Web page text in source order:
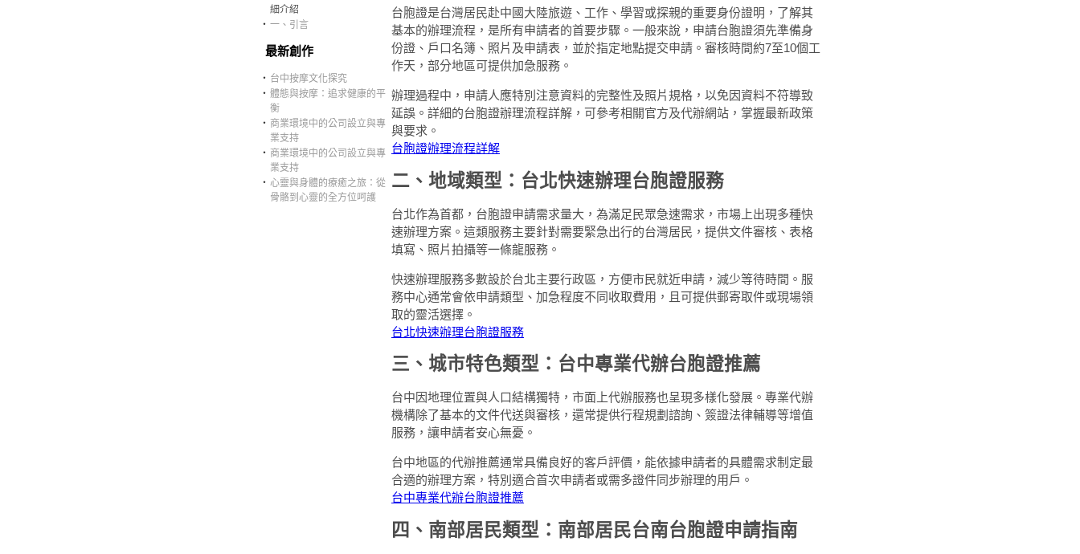
細介紹
‧ 一、引言
最新創作
‧ 台中按摩文化探究
‧ 體態與按摩：追求健康的平
衡
‧ 商業環境中的公司設立與專
業支持
‧ 商業環境中的公司設立與專
業支持
‧ 心靈與身體的療癒之旅：從
骨骼到心靈的全方位呵護
台胞證是台灣居民赴中國大陸旅遊、工作、學習或探親的重要身份證明，了解其
基本的辦理流程，是所有申請者的首要步驟。一般來說，申請台胞證須先準備身
份證、戶口名簿、照片及申請表，並於指定地點提交申請。審核時間約7至10個工
作天，部分地區可提供加急服務。
辦理過程中，申請人應特別注意資料的完整性及照片規格，以免因資料不符導致
延誤。詳細的台胞證辦理流程詳解，可參考相關官方及代辦網站，掌握最新政策
與要求。
台胞證辦理流程詳解
二、地域類型：台北快速辦理台胞證服務
台北作為首都，台胞證申請需求量大，為滿足民眾急速需求，市場上出現多種快
速辦理方案。這類服務主要針對需要緊急出行的台灣居民，提供文件審核、表格
填寫、照片拍攝等一條龍服務。
快速辦理服務多數設於台北主要行政區，方便市民就近申請，減少等待時間。服
務中心通常會依申請類型、加急程度不同收取費用，且可提供郵寄取件或現場領
取的靈活選擇。
台北快速辦理台胞證服務
三、城市特色類型：台中專業代辦台胞證推薦
台中因地理位置與人口結構獨特，市面上代辦服務也呈現多樣化發展。專業代辦
機構除了基本的文件代送與審核，還常提供行程規劃諮詢、簽證法律輔導等增值
服務，讓申請者安心無憂。
台中地區的代辦推薦通常具備良好的客戶評價，能依據申請者的具體需求制定最
合適的辦理方案，特別適合首次申請者或需多證件同步辦理的用戶。
台中專業代辦台胞證推薦
四、南部居民類型：南部居民台南台胞證申請指南